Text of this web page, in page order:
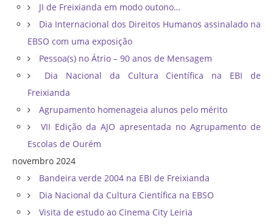
JI de Freixianda em modo outono…
Dia Internacional dos Direitos Humanos assinalado na
EBSO com uma exposição
Pessoa(s) no Átrio – 90 anos de Mensagem
Dia Nacional da Cultura Científica na EBI de
Freixianda
Agrupamento homenageia alunos pelo mérito
VII Edição da AJO apresentada no Agrupamento de
Escolas de Ourém
novembro 2024
Bandeira verde 2004 na EBI de Freixianda
Dia Nacional da Cultura Científica na EBSO
Visita de estudo ao Cinema City Leiria